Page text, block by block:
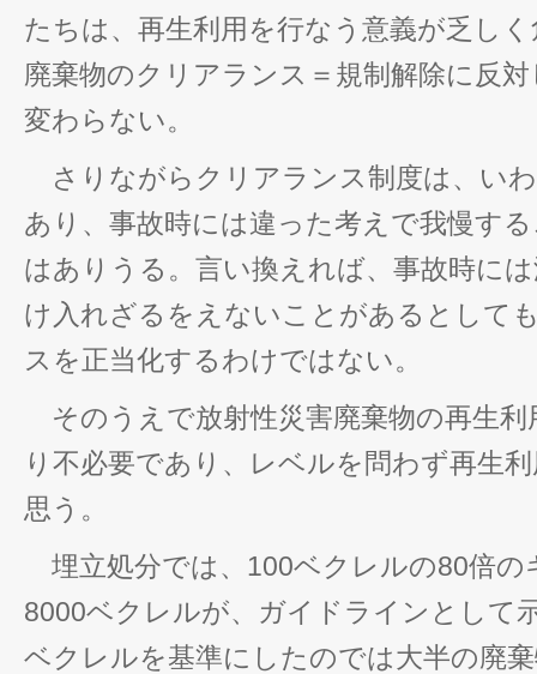
たちは、再生利用を行なう意義が乏し
廃棄物のクリアランス＝規制解除に反
変わらない。
さりながらクリアランス制度は、い
あり、事故時には違った考えで我慢す
はありうる。言い換えれば、事故時に
け入れざるをえないことがあるとして
スを正当化するわけではない。
そのうえで放射性災害廃棄物の再生
り不必要であり、レベルを問わず再生
思う。
埋立処分では、100ベクレルの80倍の
8000ベクレルが、ガイドラインとして
ベクレルを基準にしたのでは大半の廃